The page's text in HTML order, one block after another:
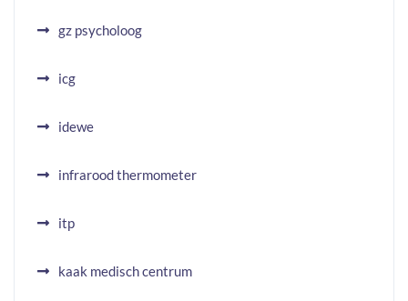
gz psycholoog
icg
idewe
infrarood thermometer
itp
kaak medisch centrum